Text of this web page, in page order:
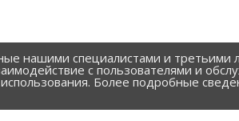
нашими специалистами и третьими
с пользователями и
Более подробные